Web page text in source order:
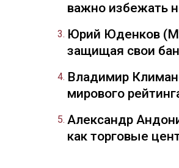
важно избежать
Юрий Юденков
защищая свои
Владимир
мирового
Александр
как торговые